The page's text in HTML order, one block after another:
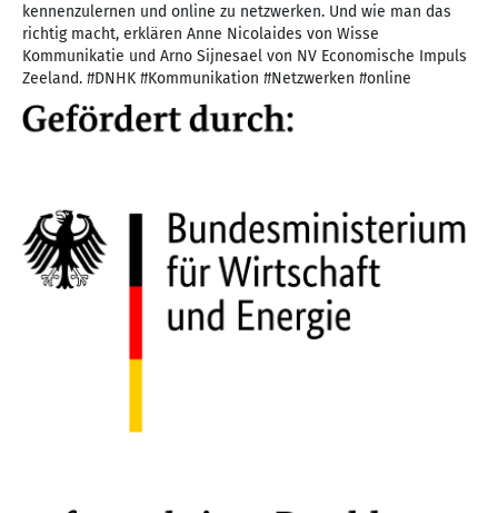
kennenzulernen und online zu netzwerken. Und wie man das
richtig macht, erklären Anne Nicolaides von Wisse
Kommunikatie und Arno Sijnesael von NV Economische Impuls
Zeeland. #DNHK #Kommunikation #Netzwerken #online